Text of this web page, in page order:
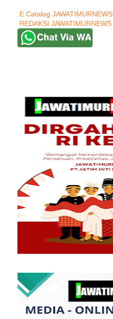
E Catalog JAWATIMURNEWS
REDAKSI JAWATIMURNEWS